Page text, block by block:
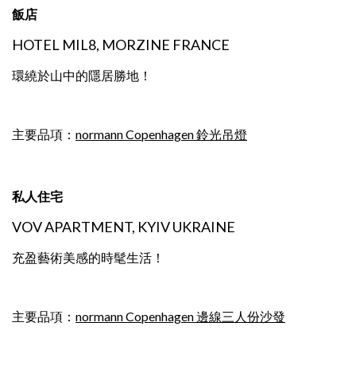
飯店
HOTEL MIL8, MORZINE FRANCE
環繞於山中的隱居勝地！
主要品項： normann Copenhagen 鈴光吊燈
私人住宅
VOV APARTMENT, KYIV UKRAINE
充盈藝術美感的時髦生活！
主要品項： normann Copenhagen 邊線三人份沙發